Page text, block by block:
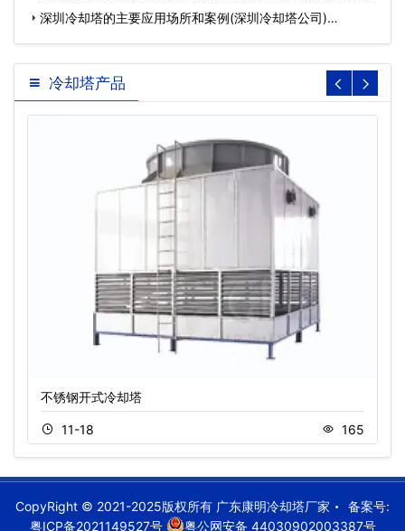
系统…
深圳冷却塔的主要应用场所和案例(深圳冷却塔公司)…
冷却塔产品
不锈钢开式冷却塔
11-18 165
CopyRight © 2021-2025版权所有 广东康明冷却塔厂家
备案号:
粤ICP备2021149527号
粤公网安备 44030902003387号